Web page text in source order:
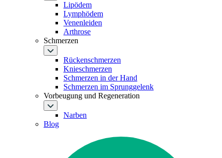
Lipödem
Lymphödem
Venenleiden
Arthrose
Schmerzen
Rückenschmerzen
Knieschmerzen
Schmerzen in der Hand
Schmerzen im Sprunggelenk
Vorbeugung und Regeneration
Narben
Blog